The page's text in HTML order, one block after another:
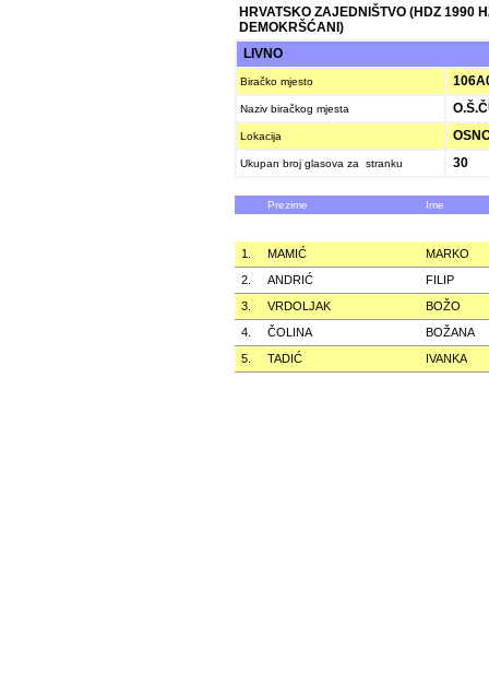
HRVATSKO ZAJEDNIŠTVO (HDZ 1990
DEMOKRŠĆANI)
LIVNO
Biračko mjesto
Naziv biračkog mjesta
Lokacija
Ukupan broj glasova za stranku 30
Prezime Ime
1. MAMIĆ
MARKO
2.
ANDRIĆ
FILIP
3.
VRDOLJAK
BOŽO
4.
ČOLINA
BOŽANA
5.
TADIĆ IVANKA